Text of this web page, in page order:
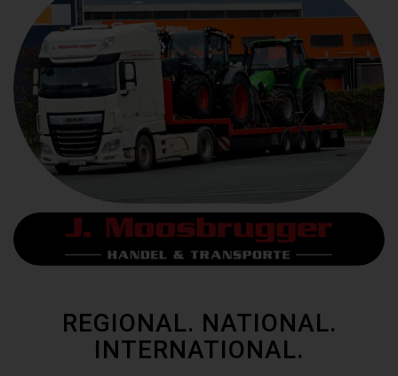
REGIONAL. NATIONAL.
INTERNATIONAL.